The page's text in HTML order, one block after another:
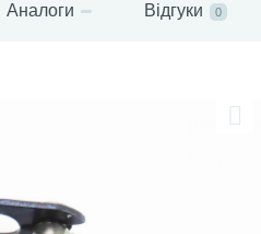
Аналоги Відгуки 0